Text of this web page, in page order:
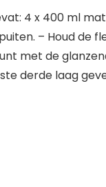
4 x 400 ml
– Houd de
met de
derde laag